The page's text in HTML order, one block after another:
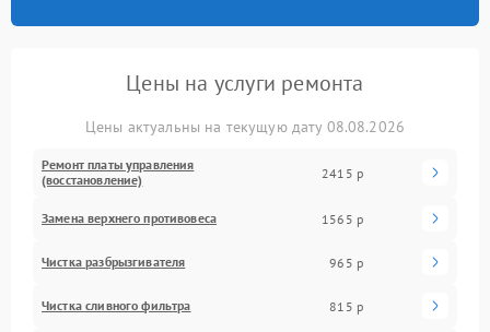
Цены на услуги ремонта
Цены актуальны на текущую дату 08.08.2026
Ремонт платы управления
(восстановление)
2415 р
Замена верхнего противовеса 1565 р
Чистка разбрызгивателя 965 р
Чистка сливного фильтра 815 р